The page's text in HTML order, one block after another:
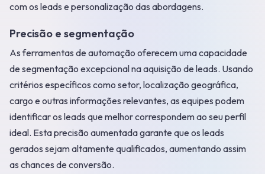
com os leads e personalização das abordagens.
Precisão e segmentação
As ferramentas de automação oferecem uma capacidade
de segmentação excepcional na aquisição de leads. Usando
critérios específicos como setor, localização geográfica,
cargo e outras informações relevantes, as equipes podem
identificar os leads que melhor correspondem ao seu perfil
ideal. Esta precisão aumentada garante que os leads
gerados sejam altamente qualificados, aumentando assim
as chances de conversão.